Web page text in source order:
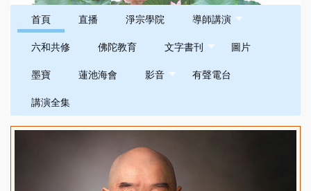
首頁 直播 淨宗學院
導師講演
六和共修
佛陀教育 文字書刊
圖片
墨寶
蓮池海會 影音
有聲電台
講演全集